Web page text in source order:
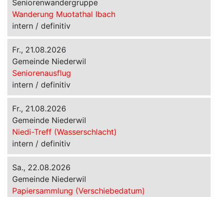
Seniorenwandergruppe
Wanderung Muotathal Ibach
intern / definitiv
Fr., 21.08.2026
Gemeinde Niederwil
Seniorenausflug
intern / definitiv
Fr., 21.08.2026
Gemeinde Niederwil
Niedi-Treff (Wasserschlacht)
intern / definitiv
Sa., 22.08.2026
Gemeinde Niederwil
Papiersammlung (Verschiebedatum)